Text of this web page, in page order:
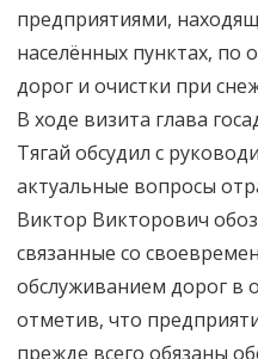
предприятиями,
населённых пунктах, по
дорог и очистки при
В ходе визита глава
Тягай обсудил с
актуальные вопросы
Виктор Викторович
связанные со
обслуживанием дорог в
отметив, что
прежде всего обязаны